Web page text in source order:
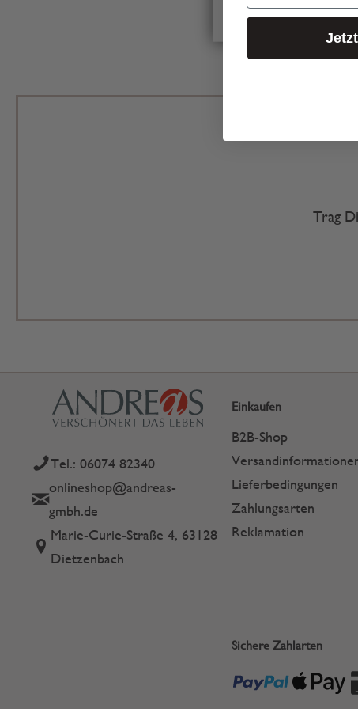
Trag
Tel.: 06074 82340
onlineshop@andreas-
gmbh.de
Marie-Curie-Straße 4, 63128
Dietzenbach
Einkaufen
B2B-Shop
Lieferbedingungen
Zahlungsarten
Reklamation
Sichere Zahlarten